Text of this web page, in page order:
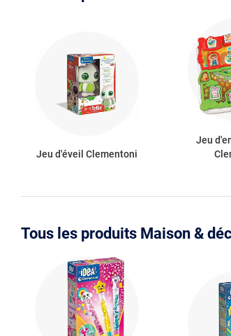
Jeu d'éveil Clementoni
Jeu
Tous les produits Maison &